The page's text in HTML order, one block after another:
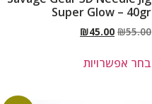
Super Glow – 40gr
₪55.00
₪45.00
בחר אפשרויות